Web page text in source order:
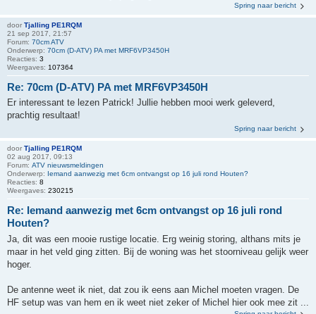
Spring naar bericht
door Tjalling PE1RQM
21 sep 2017, 21:57
Forum: 70cm ATV
Onderwerp: 70cm (D-ATV) PA met MRF6VP3450H
Reacties: 3
Weergaves: 107364
Re: 70cm (D-ATV) PA met MRF6VP3450H
Er interessant te lezen Patrick! Jullie hebben mooi werk geleverd,
prachtig resultaat!
Spring naar bericht
door Tjalling PE1RQM
02 aug 2017, 09:13
Forum: ATV nieuwsmeldingen
Onderwerp: Iemand aanwezig met 6cm ontvangst op 16 juli rond Houten?
Reacties: 8
Weergaves: 230215
Re: Iemand aanwezig met 6cm ontvangst op 16 juli rond
Houten?
Ja, dit was een mooie rustige locatie. Erg weinig storing, althans mits je
maar in het veld ging zitten. Bij de woning was het stoorniveau gelijk weer
hoger.
De antenne weet ik niet, dat zou ik eens aan Michel moeten vragen. De
HF setup was van hem en ik weet niet zeker of Michel hier ook mee zit ...